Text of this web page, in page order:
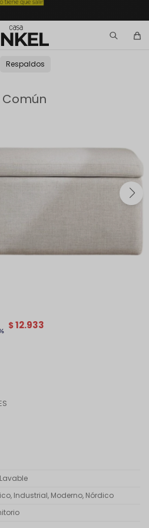
Respaldos
$12.933
Industrial, Moderno, Nórdico